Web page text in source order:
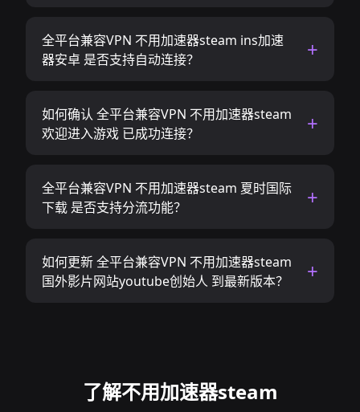
全平台兼容VPN 不用加速器steam ins加速
器安卓 是否支持自动连接？
如何确认 全平台兼容VPN 不用加速器steam
欢迎进入游戏 已成功连接？
全平台兼容VPN 不用加速器steam 夏时国际
下载 是否支持分流功能？
如何更新 全平台兼容VPN 不用加速器steam
国外影片网站youtube创始人 到最新版本？
了解不用加速器steam